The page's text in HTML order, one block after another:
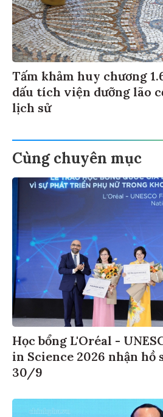
Tấm khảm huy chương
dấu tích viện dưỡng lão
lịch sử
Cùng chuyên mục
Học bổng L'Oréal -
in Science 2026 nhận hồ
30/9